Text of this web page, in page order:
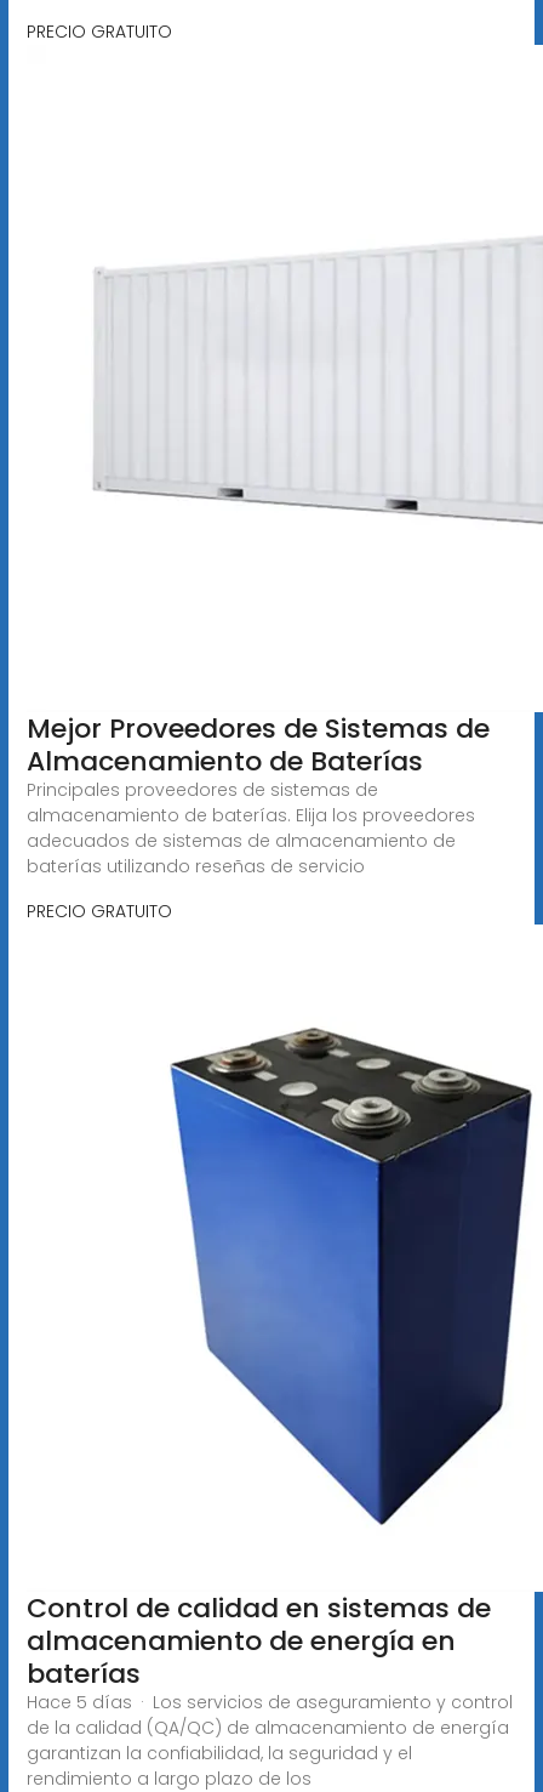
PRECIO GRATUITO
Mejor Proveedores de Sistemas de
Almacenamiento de Baterías
Principales proveedores de sistemas de
almacenamiento de baterías. Elija los proveedores
adecuados de sistemas de almacenamiento de
baterías utilizando reseñas de servicio
PRECIO GRATUITO
Control de calidad en sistemas de
almacenamiento de energía en
baterías
Hace 5 días · Los servicios de aseguramiento y control
de la calidad (QA/QC) de almacenamiento de energía
garantizan la confiabilidad, la seguridad y el
rendimiento a largo plazo de los